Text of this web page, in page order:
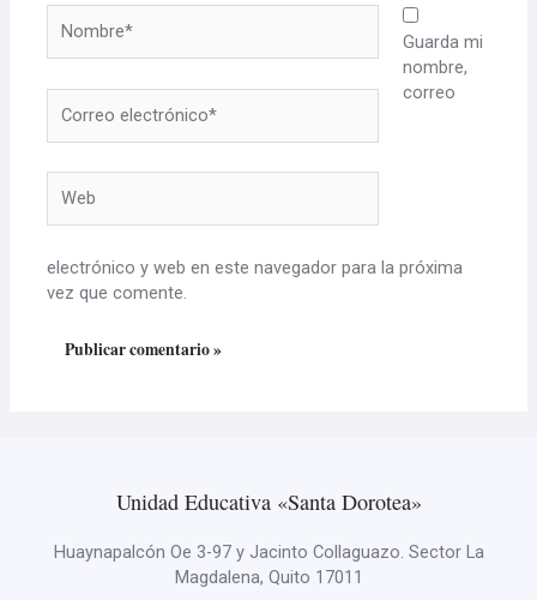
electrónico*
Guarda mi
nombre,
correo
electrónico y web en este navegador para la próxima
vez que comente.
Unidad Educativa «Santa Dorotea»
Huaynapalcón Oe 3-97 y Jacinto Collaguazo. Sector La
Magdalena, Quito 17011